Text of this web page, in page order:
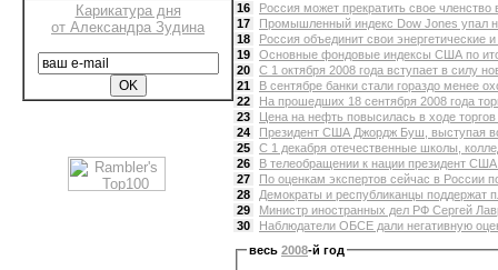
Карикатура дня
от Александра Зудина
16
Россия может прекратить свое
17
Промышленный индекс Dow Jones упал
18
Россия объединит свои энергетические
19
Основные фондовые индексы США по
20
С 1 октября 2008 года вступает в силу
21
В сентябре банки стали гораздо менее
22
На прошедших 18 сентября 2008 года
23
Цена на нефть повысилась в ходе
24
Президент США Джордж Буш, выступая
25
С 1 декабря отечественные школы,
26
В телеобращении к нации президент
27
По оценкам экспертов сейчас в России
28
Демократы и республиканцы поддержат
29
Министр иностранных дел РФ Сергей
30
Наблюдатели ОБСЕ дали негативную
весь 2008-й год